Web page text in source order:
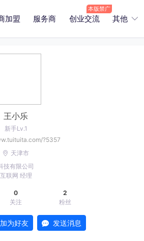
加盟 服务商 创业交流 其他
王小乐
新手Lv.1
?5357
天津市
技有限公司
互联网 经理
0
关注
2
粉丝
加为好友 发送消息